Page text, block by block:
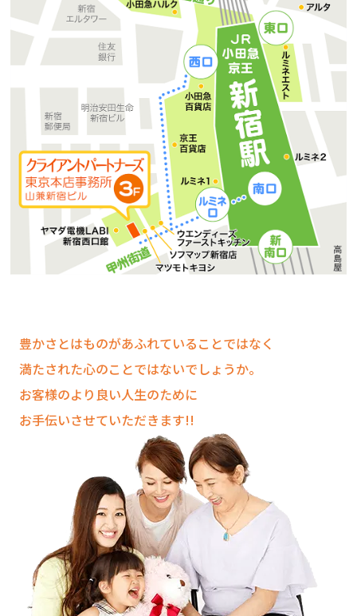
豊かさとはものがあふれていることではなく
満たされた心のことではないでしょうか。
お客様のより良い人生のために
お手伝いさせていただきます!!